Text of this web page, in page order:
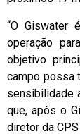
“O Giswater
operação
objetivo
campo possa
sensibilidade
que, após o
diretor da